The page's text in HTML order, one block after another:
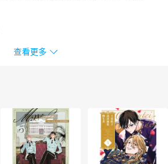
（達西烏拉彎．畢馬）
台江，南投縣人。屏東師專普通科史地
研究著作70部，論文180餘篇。研究領
府原住民行政局原住民文化研究著作
育部研究著作甲等獎、文建會獎助價購優
一週好書榜、第一屆中華汽車原住民文學
政院原住民族委員會原住民文化研究著作
獎、2015年玉山文學獎文學貢獻獎等二十
查看更多